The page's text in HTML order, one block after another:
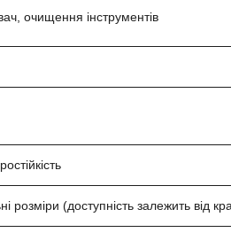
очищення інструментів
розміри (доступність залежить від